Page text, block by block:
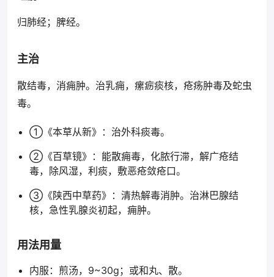
归肺经；脾经。
主治
散结毒，消痈肿。治乳痈，瘰疬痰核，疮疡肿毒及蛇虫
毒。
①《本草从新》：治外科痰毒。
②《百草镜》：能散痈毒，化脓行滞，解广疮结
毒，除风湿，利痰，敷恶疮敛疮口。
③《陕西中草药》：清热解毒消肿。治淋巴腺结
核，急性乳腺炎初起，痈肿。
用法用量
内服：煎汤，9~30g；或和丸、散。